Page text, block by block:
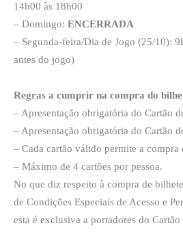
14h00 às 18h00
– Domingo: ENCERRADA
– Segunda-feira/Dia de Jogo (25/10):
antes do jogo)
Regras a cumprir na compra do
– Apresentação obrigatória do Cartão
– Apresentação obrigatória do Cartão
– Cada cartão válido permite a compra
– Máximo de 4 cartões por pessoa.
No que diz respeito à compra de
de Condições Especiais de Acesso e
esta é exclusiva a portadores do